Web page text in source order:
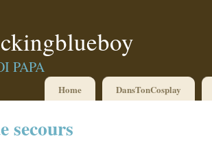
PAPA
Home DansTonCosplay
secours